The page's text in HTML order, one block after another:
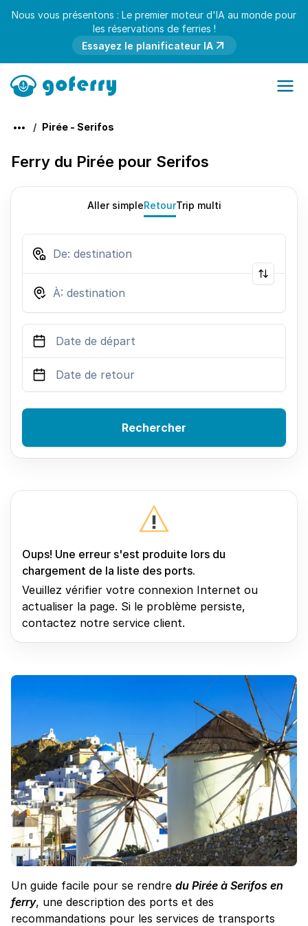
Nous vous présentons : Le premier moteur d'IA au monde pour
les réservations de ferries !
Essayez le planificateur IA
Pirée - Serifos
Ferry du Pirée pour Serifos
Un guide facile pour se rendre du Pirée à Serifos en
ferry, une description des ports et des
recommandations pour les services de transports
Aller simpleRetourTrip multi
Rechercher
Oups! Une erreur s'est produite lors du
chargement de la liste des ports.
Veuillez vérifier votre connexion Internet ou
actualiser la page. Si le problème persiste,
contactez notre service client.